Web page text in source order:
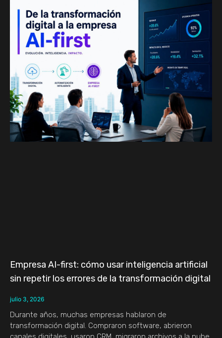
Empresa AI-first: cómo usar inteligencia artificial
sin repetir los errores de la transformación digital
julio 3, 2026
Durante años, muchas empresas hablaron de
transformación digital. Compraron software, abrieron